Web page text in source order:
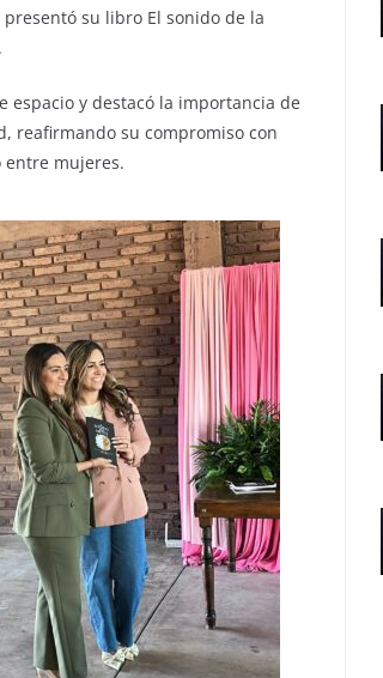
su libro El sonido de la
y destacó la importancia de
reafirmando su compromiso con
mujeres.